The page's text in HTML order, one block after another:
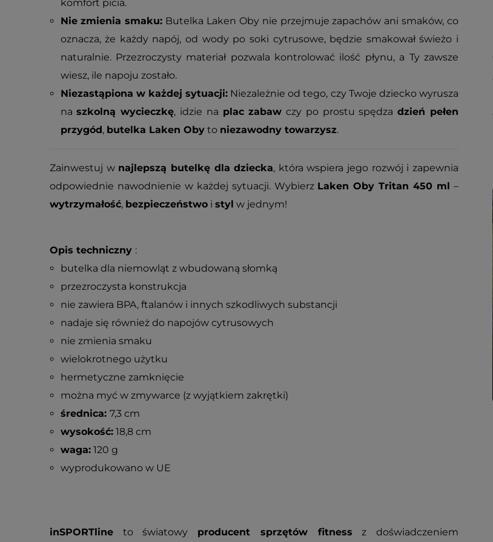
komfort picia.
Nie zmienia smaku: Butelka Laken Oby nie przejmuje zapachów ani smaków, co
oznacza, że każdy napój, od wody po soki cytrusowe, będzie smakował świeżo i
naturalnie. Przezroczysty materiał pozwala kontrolować ilość płynu, a Ty zawsze
wiesz, ile napoju zostało.
Niezastąpiona w każdej sytuacji: Niezależnie od tego, czy Twoje dziecko wyrusza
naszkolną wycieczkę, idzie na plac zabaw czy po prostu spędzadzień pełen
przygód, butelka Laken Obyto niezawodny towarzysz.
Zainwestuj w najlepszą butelkę dla dziecka, która wspiera jego rozwój i zapewnia
odpowiednie nawodnienie w każdej sytuacji. Wybierz Laken Oby Tritan 450 ml –
wytrzymałość, bezpieczeństwo i styl w jednym!
Opis techniczny :
butelka dla niemowląt z wbudowaną słomką
przezroczysta konstrukcja
nie zawiera BPA, ftalanów i innych szkodliwych substancji
nadaje się również do napojów cytrusowych
nie zmienia smaku
wielokrotnego użytku
hermetyczne zamknięcie
można myć w zmywarce (z wyjątkiem zakrętki)
średnica: 7,3 cm
wysokość:18,8 cm
waga:120 g
wyprodukowano w UE
inSPORTline to światowy producent sprzętów fitness z doświadczeniem